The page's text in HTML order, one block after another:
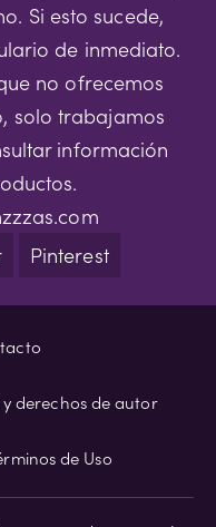
Si esto sucede,
de inmediato.
no ofrecemos
solo trabajamos
información
Pinterest
derechos de autor
de Uso